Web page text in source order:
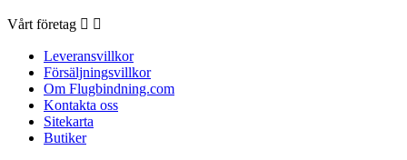
Vårt företag  
Leveransvillkor
Försäljningsvillkor
Om Flugbindning.com
Kontakta oss
Sitekarta
Butiker